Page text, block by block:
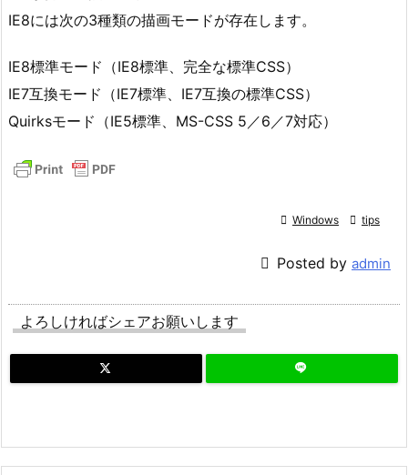
IE8には次の3種類の描画モードが存在します。
IE8標準モード（IE8標準、完全な標準CSS）
IE7互換モード（IE7標準、IE7互換の標準CSS）
Quirksモード（IE5標準、MS-CSS 5／6／7対応）
 Windows  tips
 Posted by admin
よろしければシェアお願いします